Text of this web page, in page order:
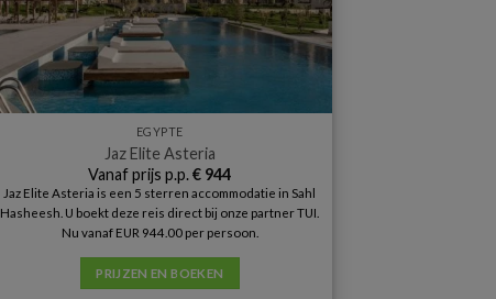
EGYPTE
Jaz Elite Asteria
Vanaf prijs p.p.€ 944
Jaz Elite Asteria is een 5 sterren accommodatie in Sahl
Hasheesh. U boekt deze reis direct bij onze partner TUI.
Nu vanaf EUR 944.00 per persoon.
PRIJZEN EN BOEKEN